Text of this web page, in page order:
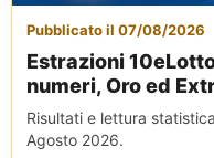
Pubblicato il 07/08/2026
Estrazioni
numeri, Oro ed
Risultati e lettura
Agosto 2026.